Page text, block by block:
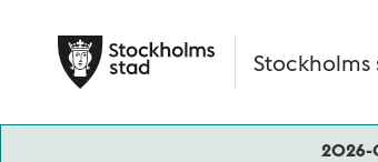
2026-